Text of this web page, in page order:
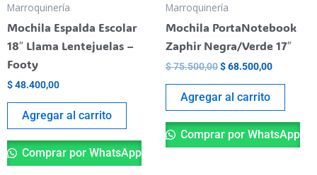
Marroquinería
Mochila Espalda Escolar
18″ Llama Lentejuelas –
Footy
$48.400,00
Agregar al carrito
Comprar por WhatsApp
Marroquinería
Mochila PortaNotebook
Zaphir Negra/Verde 17″
$75.500,00$68.500,00
Agregar al carrito
Comprar por WhatsApp